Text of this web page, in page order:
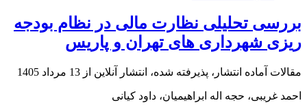
بررسی تحلیلی نظارت مالی در نظام بودجه
ریزی شهرداری های تهران و پاریس
مقالات آماده انتشار، پذیرفته شده، انتشار آنلاین از 13 مرداد 1405
احمد غریبی، حجه اله ابراهیمیان، داود کیانی